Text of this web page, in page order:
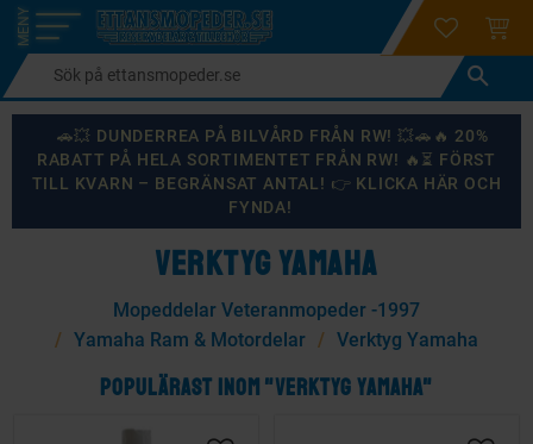
Meny
login
🚗💥 DUNDERREA PÅ BILVÅRD FRÅN RW! 💥🚗🔥 20%
RABATT PÅ HELA SORTIMENTET FRÅN RW! 🔥⏳ FÖRST
TILL KVARN – BEGRÄNSAT ANTAL! 👉 KLICKA HÄR OCH
FYNDA!
VERKTYG YAMAHA
Mopeddelar Veteranmopeder -1997
Yamaha Ram & Motordelar
Verktyg Yamaha
POPULÄRAST INOM "VERKTYG YAMAHA"